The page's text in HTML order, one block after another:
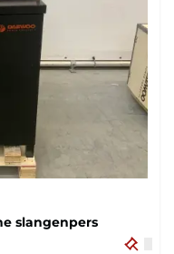
slangenpers